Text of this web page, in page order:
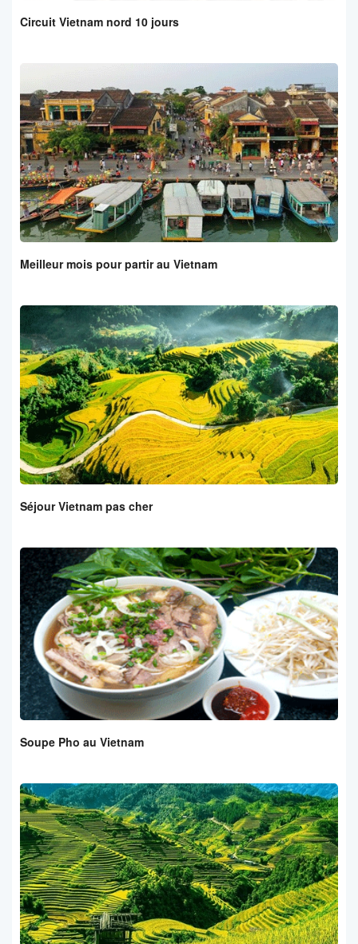
Circuit Vietnam nord 10 jours
Meilleur mois pour partir au Vietnam
Séjour Vietnam pas cher
Soupe Pho au Vietnam